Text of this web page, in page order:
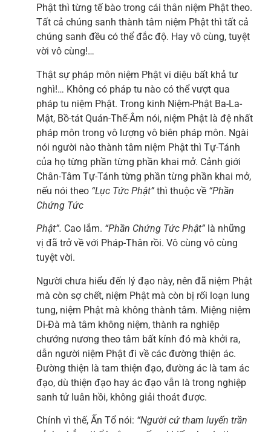
Phật thì từng tế bào trong cái thân niệm Phật theo.
Tất cả chúng sanh thành tâm niệm Phật thì tất cả
chúng sanh đều có thể đắc độ. Hay vô cùng, tuyệt
vời vô cùng!…
Thật sự pháp môn niệm Phật vi diệu bất khả tư
nghì!… Không có pháp tu nào có thể vượt qua
pháp tu niệm Phật. Trong kinh Niệm-Phật Ba-La-
Mật, Bồ-tát Quán-Thế-Âm nói, niệm Phật là đệ nhất
pháp môn trong vô lượng vô biên pháp môn. Ngài
nói người nào thành tâm niệm Phật thì Tự-Tánh
của họ từng phần từng phần khai mở. Cảnh giới
Chân-Tâm Tự-Tánh từng phần từng phần khai mở,
nếu nói theo “Lục Tức Phật” thì thuộc về “Phần
Chứng Tức
Phật”. Cao lắm. “Phần Chứng Tức Phật” là những
vị đã trở về với Pháp-Thân rồi. Vô cùng vô cùng
tuyệt vời.
Người chưa hiểu đến lý đạo này, nên đã niệm Phật
mà còn sợ chết, niệm Phật mà còn bị rối loạn lung
tung, niệm Phật mà không thành tâm. Miệng niệm
Di-Đà mà tâm không niệm, thành ra nghiệp
chướng nương theo tâm bất kính đó mà khởi ra,
dẫn người niệm Phật đi về các đường thiện ác.
Đường thiện là tam thiện đạo, đường ác là tam ác
đạo, dù thiện đạo hay ác đạo vẫn là trong nghiệp
sanh tử luân hồi, không giải thoát được.
Chính vì thế, Ấn Tổ nói: “Người cứ tham luyến trần